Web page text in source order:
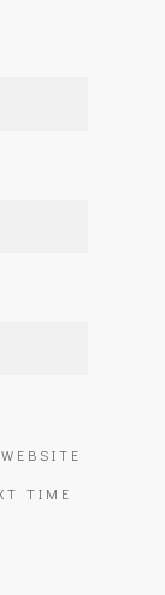
TIME